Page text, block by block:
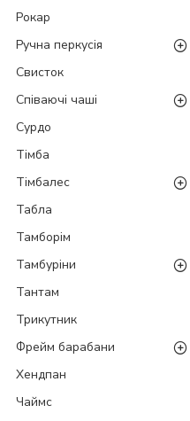
Рокар
Ручна перкусія
Свисток
Співаючі чаші
Сурдо
Тімба
Тімбалес
Табла
Тамборім
Тамбуріни
Тантам
Трикутник
Фрейм барабани
Хендпан
Чаймс